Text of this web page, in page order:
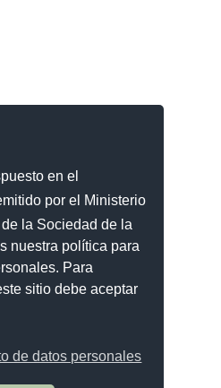
en el
por el Ministerio
la Sociedad de la
nuestra política para
Para
sitio debe aceptar
de datos personales